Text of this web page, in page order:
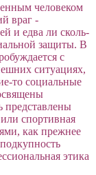
человеком
враг -
и едва ли сколь-
защиты. В
с
ситуациях,
то социальные
представлены
спортивная
как прежнее
этика